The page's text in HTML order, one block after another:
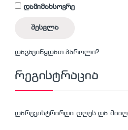
დამიმახსოვრე
შესვლა
დაგავიწყდათ პაროლი?
რეგისტრაცია
დარეგისტრირდი დღეს და